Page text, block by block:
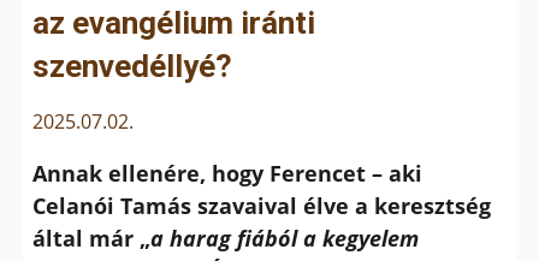
az evangélium iránti
szenvedéllyé?
2025.07.02.
Annak ellenére, hogy Ferencet – aki
Celanói Tamás szavaival élve a keresztség
által már „a harag fiából a kegyelem